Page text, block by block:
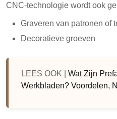
CNC-technologie wordt ook
Graveren van patronen of
Decoratieve groeven
LEES OOK |Wat Zijn
Werkbladen? Voordelen,